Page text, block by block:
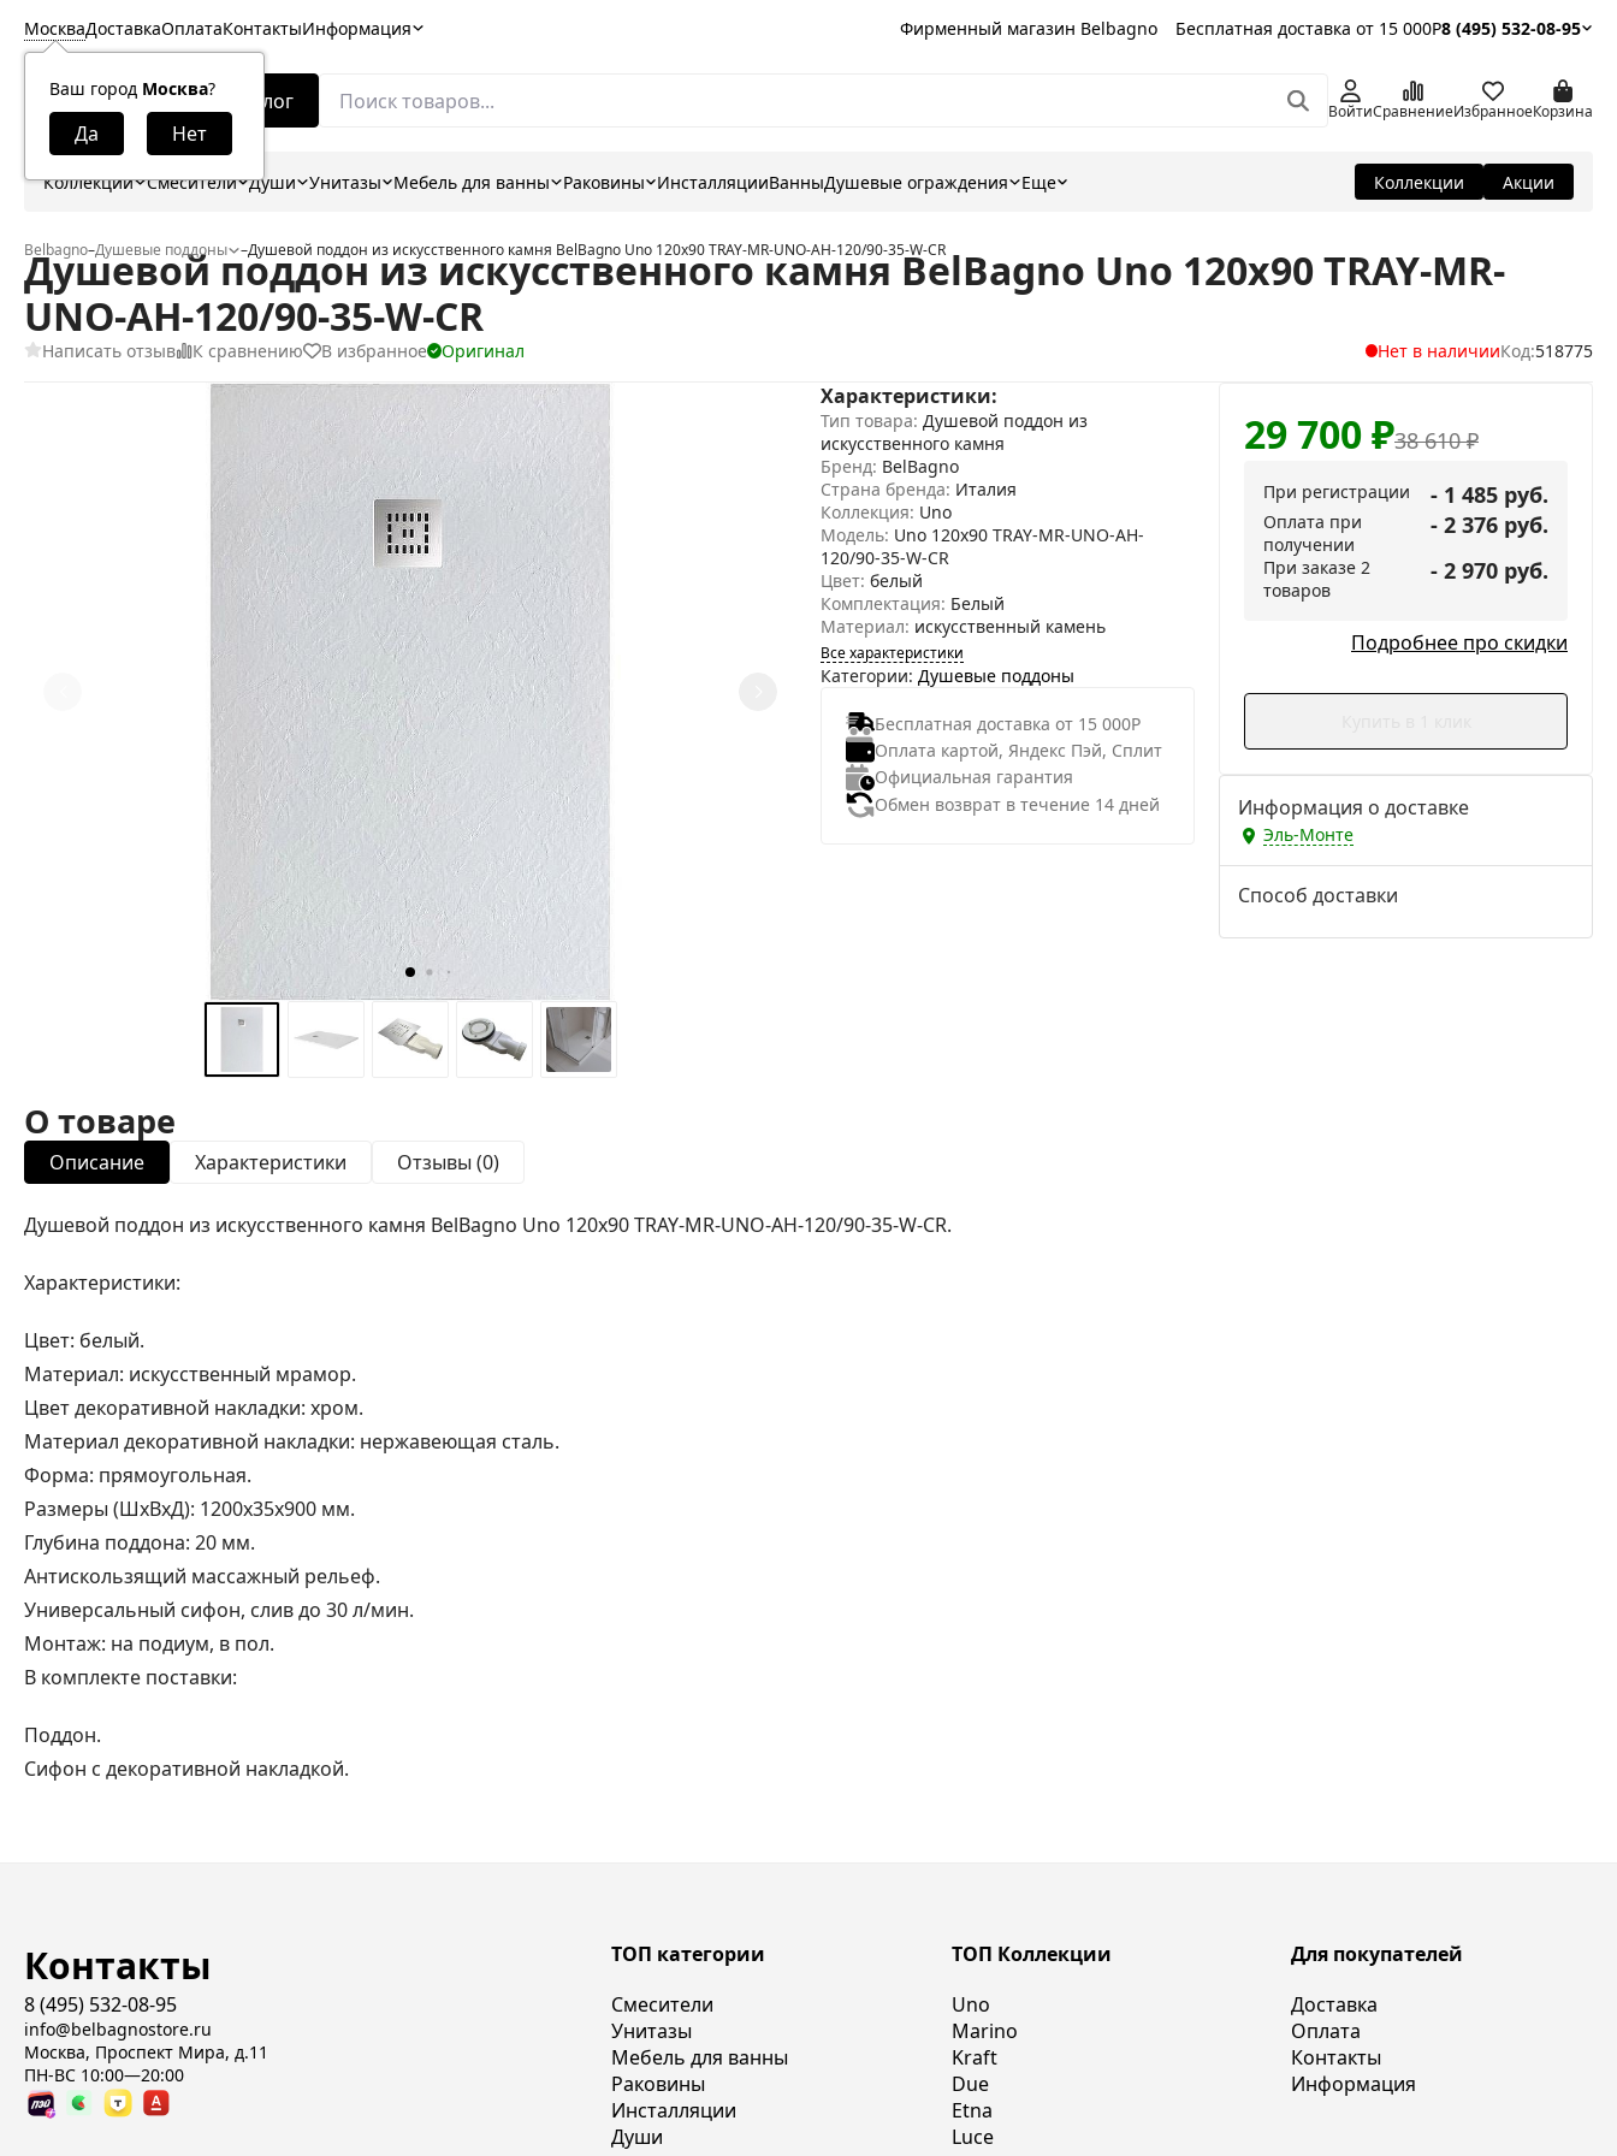
Москва
Ваш город Москва?
ДоставкаОплатаКонтактыИнформация Фирменный магазин Belbagno Бесплатная доставка от 15 000Р8 (495) 532-08-95
Каталог ВойтиСравнениеИзбранноеКорзина
Коллекции Смесители Души Унитазы Мебель для ванны Раковины ИнсталляцииВанныДушевые ограждения Еще Коллекции Акции
Belbagno–Душевые поддоны –Душевой поддон из искусственного камня BelBagno Uno 120x90 TRAY-MR-UNO-AH-120/90-35-W-CR
Душевой поддон из искусственного камня BelBagno Uno 120x90 TRAY-MR-
UNO-AH-120/90-35-W-CR
Написать отзыв К сравнению В избранное Оригинал Нет в наличииКод:518775
Характеристики:
Тип товара: Душевой поддон из
искусственного камня
Бренд: BelBagno
Страна бренда: Италия
Коллекция: Uno
Модель: Uno 120x90 TRAY-MR-UNO-AH-
120/90-35-W-CR
Цвет: белый
Комплектация: Белый
Материал: искусственный камень
Все характеристики
Категории: Душевые поддоны
Бесплатная доставка от 15 000Р
Оплата картой, Яндекс Пэй, Сплит
Официальная гарантия
Обмен возврат в течение 14 дней
38 610₽
29 700₽
При регистрации - 1 485 руб.
Оплата при
получении
- 2 376 руб.
При заказе 2
товаров
- 2 970 руб.
Подробнее про скидки
Информация о доставке
Эль-Монте
Способ доставки
О товаре
Описание Характеристики Отзывы (0)
Душевой поддон из искусственного камня BelBagno Uno 120x90 TRAY-MR-UNO-AH-120/90-35-W-CR.
Характеристики:
Цвет: белый.
Материал: искусственный мрамор.
Цвет декоративной накладки: хром.
Материал декоративной накладки: нержавеющая сталь.
Форма: прямоугольная.
Размеры (ШхВхД): 1200х35х900 мм.
Глубина поддона: 20 мм.
Антискользящий массажный рельеф.
Универсальный сифон, слив до 30 л/мин.
Монтаж: на подиум, в пол.
В комплекте поставки:
Поддон.
Сифон с декоративной накладкой.
Контакты
8 (495) 532-08-95
info@belbagnostore.ru
Москва, Проспект Мира, д.11
ПН-ВС 10:00—20:00
ТОП категории
Смесители
Унитазы
Мебель для ванны
Раковины
Инсталляции
Души
ТОП Коллекции
Uno
Marino
Kraft
Due
Etna
Luce
Для покупателей
Доставка
Оплата
Контакты
Информация